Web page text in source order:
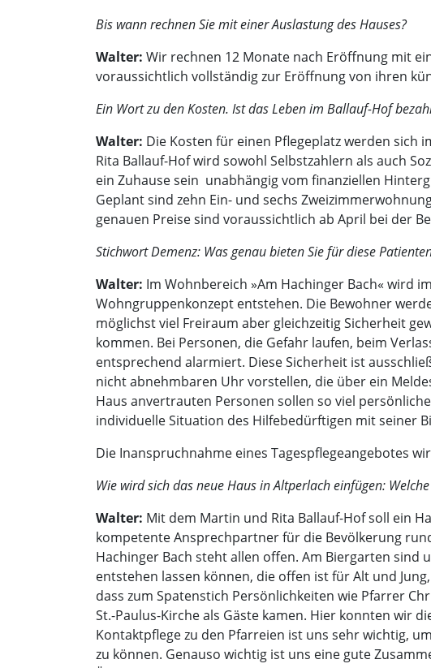
Bis wann rechnen Sie mit einer Auslastung des Hauses?
Walter: Wir rechnen 12 Monate nach Eröffnung mit
voraussichtlich vollständig zur Eröffnung von ihren
Ein Wort zu den Kosten. Ist das Leben im Ballauf-Hof
Walter: Die Kosten für einen Pflegeplatz werden
Rita Ballauf-Hof wird sowohl Selbstzahlern als auch
ein Zuhause sein  unabhängig vom finanziellen
Geplant sind zehn Ein- und sechs
genauen Preise sind voraussichtlich ab April bei der
Stichwort Demenz: Was genau bieten Sie für diese
Walter: Im Wohnbereich »Am Hachinger Bach« wird
Wohngruppenkonzept entstehen. Die Bewohner
möglichst viel Freiraum aber gleichzeitig Sicherheit
kommen. Bei Personen, die Gefahr laufen, beim
entsprechend alarmiert. Diese Sicherheit ist
nicht abnehmbaren Uhr vorstellen, die über ein
Haus anvertrauten Personen sollen so viel
individuelle Situation des Hilfebedürftigen mit seiner
Die Inanspruchnahme eines Tagespflegeangebotes
Wie wird sich das neue Haus in Altperlach einfügen:
Walter: Mit dem Martin und Rita Ballauf-Hof soll ein
kompetente Ansprechpartner für die Bevölkerung
Hachinger Bach steht allen offen. Am Biergarten
entstehen lassen können, die offen ist für Alt und
dass zum Spatenstich Persönlichkeiten wie Pfarrer
St.-Paulus-Kirche als Gäste kamen. Hier konnten wir
Kontaktpflege zu den Pfarreien ist uns sehr wichtig,
zu können. Genauso wichtig ist uns eine gute